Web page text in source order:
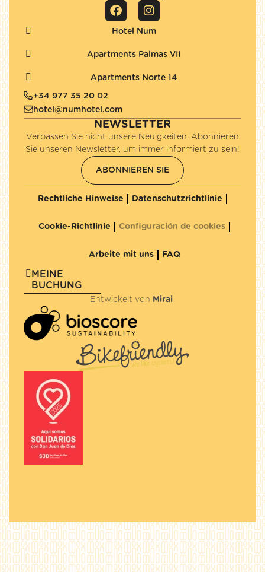
Hotel Num
Apartments Palmas VII
Apartments Norte 14
+34 977 35 20 02
hotel@numhotel.com
NEWSLETTER
Verpassen Sie nicht unsere Neuigkeiten. Abonnieren
Sie unseren Newsletter, um immer informiert zu sein!
ABONNIEREN SIE
Rechtliche Hinweise Datenschutzrichtlinie
Cookie-Richtlinie Configuración de cookies
Arbeite mit uns FAQ
MEINE
BUCHUNG
Entwickelt von Mirai